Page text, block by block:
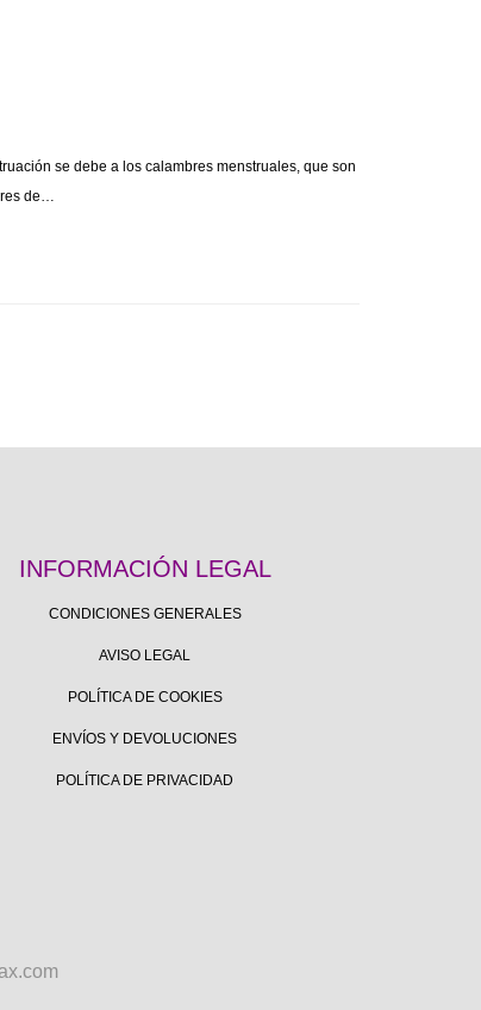
se debe a los calambres menstruales, que son
de…
INFORMACIÓN LEGAL
CONDICIONES GENERALES
AVISO LEGAL
POLÍTICA DE COOKIES
ENVÍOS Y DEVOLUCIONES
POLÍTICA DE PRIVACIDAD